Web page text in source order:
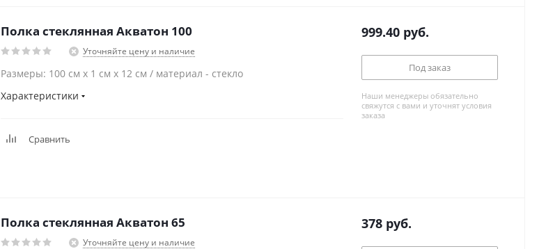
Полка стеклянная Акватон 100
Уточняйте цену и наличие
Размеры: 100 см x 1 см x 12 см / материал - стекло
Характеристики
Сравнить
999.40 руб.
Под заказ
Наши менеджеры обязательно
свяжутся с вами и уточнят условия
заказа
Полка стеклянная Акватон 65
Уточняйте цену и наличие
378 руб.